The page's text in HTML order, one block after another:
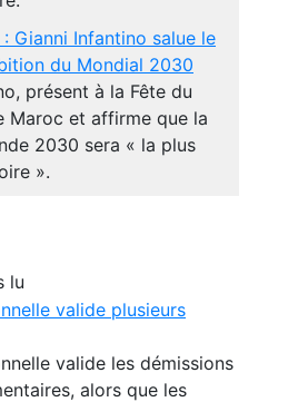
Gianni Infantino salue le
du Mondial 2030
présent à la Fête du
Maroc et affirme que la
2030 sera « la plus
».
lu
valide plusieurs
valide les démissions
alors que les